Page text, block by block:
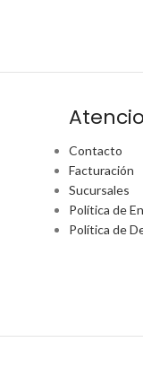
Contacto
Facturación
Sucursales
Política de
Política de